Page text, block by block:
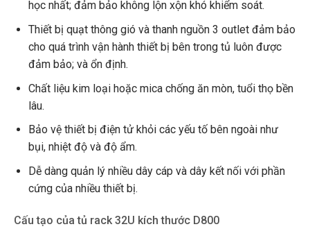
học nhất; đảm bảo không lộn xộn khó khiểm soát.
Thiết bị quạt thông gió và thanh nguồn 3 outlet đảm bảo
cho quá trình vận hành thiết bị bên trong tủ luôn được
đảm bảo; và ổn định.
Chất liệu kim loại hoặc mica chống ăn mòn, tuổi thọ bền
lâu.
Bảo vệ thiết bị điện tử khỏi các yếu tố bên ngoài như
bụi, nhiệt độ và độ ẩm.
Dễ dàng quản lý nhiều dây cáp và dây kết nối với phần
cứng của nhiều thiết bị.
Cấu tạo của tủ rack 32U kích thước D800